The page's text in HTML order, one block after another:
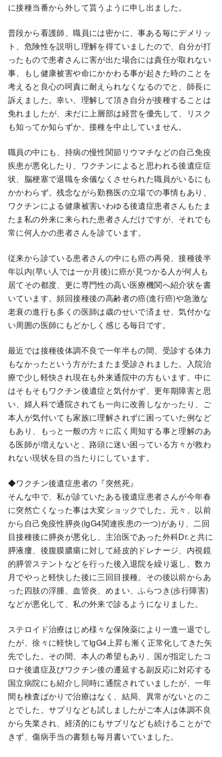
に接種当番から外して貰うように申し出ました。
普段から看護師、職員には密かに、事ある毎にデメリッ
ト、危険性を説明し理解を得ていましたので、自分が打
ったもので患者さんに害が出た場合には責任が取れない
事、もし健康被害や命にかかわる事が起きた時のことを
考えると良心の呵責に耐えられなくなるのでと、師長に
訴えました。幸い、理解して頂き自分が接種することは
免れましたが、未だに上層部は経営を優先して、リスク
も知ってか知らずか、接種を中止していません。
職員の中にも、持病の慢性関節リウマチなどの自己免疫
疾患が悪化したり、ワクチンによると思われる後遺症症
状、脳梗塞で退職を余儀なくさせられた職員がいるにも
かかわらず。残念ながら勤務医の立場での事情もあり、
ワクチンによる健康被害いわゆる後遺症患者さんもたま
たま私の外来に来られた患者さんだけですが、それでも
常に何人かの患者さんを診ています。
従来から診ている患者さんの中にも癌の再発、接種後半
年以内(早い人では一か月後)に癌が見つかる人が何人も
居てその都度、更に専門性の高い医療機関へ紹介状を書
いています。頻回接種後の高齢者の癌(進行癌)や急激な
老衰の進行も多くの医師は歳のせいで済ませ、気付かな
い周囲の医師にもどかしく感じる毎日です。
最近では接種後体調不良で一年半もの間、受診する体力
もなかったという方がたまたま受診されました。入院治
療で少し軽快され現在も外来通院中の方もいます。中に
はそもそもワクチン後遺症と気付かず、更年期障害と思
い、婦人科で通院されても一向に改善しなかったり、ご
本人が気付いても家族に理解されずに困っていた例など
もあり、もっと一般の方々に広く周知する事と理解のあ
る医師が増えないと、路頭に迷い困っている方々が救わ
れない現状を目の当たりにしています。
◆ワクチン後遺症患者の『突然死』
そんな中で、私が診ていたある後遺症患者さんが今年春
に突然亡くなった事は大変ショックでした。元々、以前
から自己免疫性膵炎(IgG4関連疾患の一つ)があり、二回
目接種後に膵炎が悪化し、主治医であった外科Dr.と共に
膵液瘻、後腹膜膿瘍に対して経皮的ドレナージ、内視鏡
的膵管ステントなどを行った後入退院を繰り返し、数カ
月でやっと軽快した後に三回目接種。その後以前からあ
った四肢の浮腫、血管炎、めまい、ふらつき(歩行障害)
などが悪化して、私の外来で診るようになりました。
ステロイド治療はじめ様々な保険薬により一進一退でし
たが、徐々に軽快してIgG4上昇も漸く正常化してきた矢
先でした。その間、本人の希望もあり、国が指定したコ
ロナ後遺症及びワクチン後の遷延する副反応に対応する
国立病院にも紹介し同時に通院されていましたが、一年
間も検査ばかりで治療はなく、結局、異常がないとのこ
とでした。サプリなども試しましたがご本人は体調不良
から失業され、経済的にもサプリなども続けることがで
きず、傷病手当の書類も毎月書いていました。